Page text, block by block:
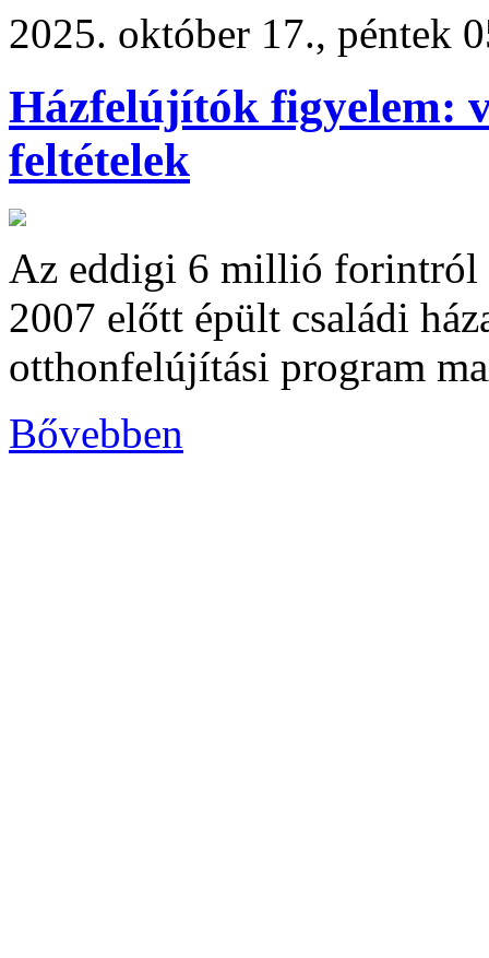
2025. október 17., péntek
Házfelújítók figyelem:
feltételek
Az eddigi 6 millió forintról
2007 előtt épült családi
otthonfelújítási program
Bővebben